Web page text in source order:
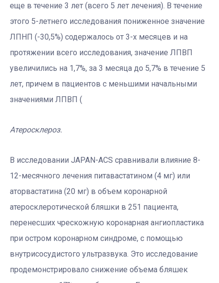
еще в течение 3 лет (всего 5 лет лечения). В течение
этого 5-летнего исследования пониженное значение
ЛПНП (-30,5%) содержалось от 3-х месяцев и на
протяжении всего исследования, значение ЛПВП
увеличились на 1,7%, за 3 месяца до 5,7% в течение 5
лет, причем в пациентов с меньшими начальными
значениями ЛПВП (
Атеросклероз.
В исследовании JAPAN-ACS сравнивали влияние 8-
12-месячного лечения питавастатином (4 мг) или
аторвастатина (20 мг) в объем коронарной
атеросклеротической бляшки в 251 пациента,
перенесших чрескожную коронарная ангиопластика
при остром коронарном синдроме, с помощью
внутрисосудистого ультразвука. Это исследование
продемонстрировало снижение объема бляшек